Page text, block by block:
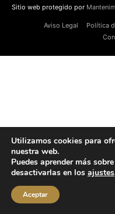
Sitio web protegido por
Aviso Legal Política
Utilizamos cookies para
nuestra web.
Puedes aprender más
desactivarlas en los ajustes
Aceptar